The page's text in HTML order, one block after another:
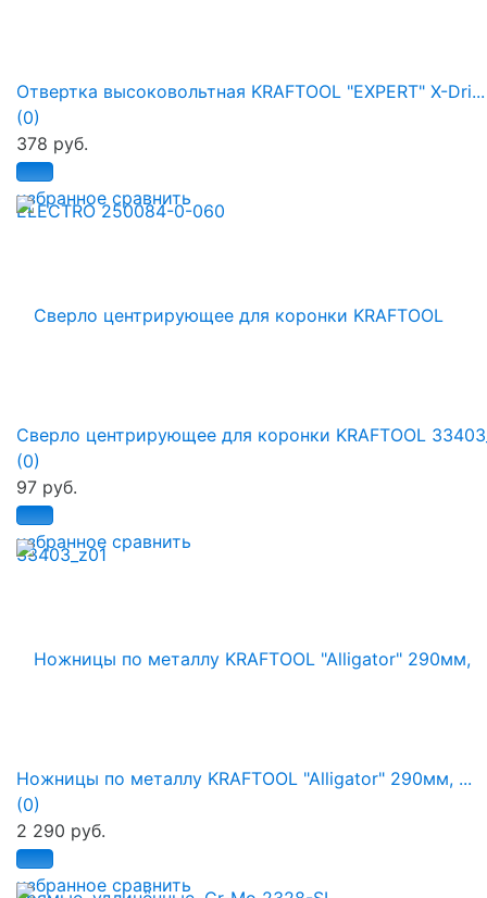
избранное сравнить
Отвертка высоковольтная KRAFTOOL "EXPERT" X-Dri...
(0)
378 руб.
избранное сравнить
Сверло центрирующее для коронки KRAFTOOL
(0)
97 руб.
избранное сравнить
Ножницы по металлу KRAFTOOL "Alligator" 290мм, ...
(0)
2 290 руб.